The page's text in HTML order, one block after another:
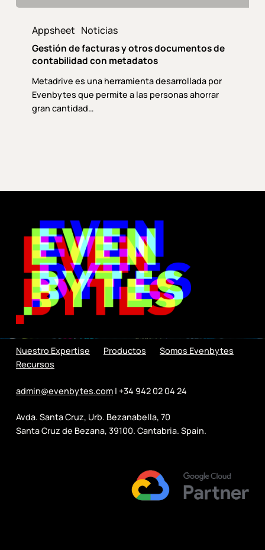
otros
documentos
contabilidad
Appsheet Noticias
Gestión de facturas y otros documentos de
contabilidad con metadatos
Metadrive es una herramienta desarrollada por
Evenbytes que permite a las personas ahorrar
gran cantidad…
Nuestro Expertise Productos
Somos Evenbytes
Recursos
admin@evenbytes.com| +34 942 02 04 24
Avda. Santa Cruz, Urb. Bezanabella, 70
Santa Cruz de Bezana, 39100. Cantabria. Spain.